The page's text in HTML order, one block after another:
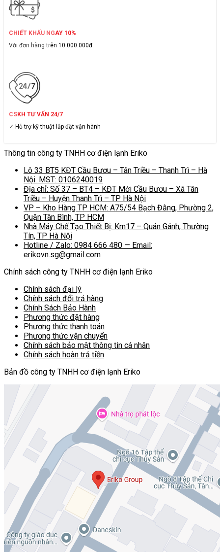
CHIẾT KHẤU NGAY 10%
Với đơn hàng trên 10.000.000đ.
CSKH TƯ VẤN 24/7
✓ Hỗ trợ kỹ thuật lắp đặt vận hành
Thông tin công ty TNHH cơ điện lạnh Eriko
Lô 33 BT5 KĐT Cầu Bươu – Tân Triều – Thanh Trì – Hà
Nội. MST: 0106240019
Địa chỉ: Số 37 – BT4 – KĐT Mới Cầu Bươu – Xã Tân
Triều – Huyện Thanh Trì – TP Hà Nội
VP – Kho Hàng TP HCM: A75/54 Bạch Đằng, Phường 2,
Quận Tân Bình, TP HCM
Nhà Máy Chế Tạo Thiết Bị: Km17 – Quán Gánh, Thường
Tín, TP Hà Nội
Hotline / Zalo: 0984 666 480 — Email:
erikovn.sg@gmail.com
Chính sách công ty TNHH cơ điện lạnh Eriko
Chính sách đại lý
Chính sách đổi trả hàng
Chính Sách Bảo Hành
Phương thức đặt hàng
Phương thức thanh toán
Phương thức vận chuyển
Chính sách bảo mật thông tin cá nhân
Chính sách hoàn trả tiền
Bản đồ công ty TNHH cơ điện lạnh Eriko